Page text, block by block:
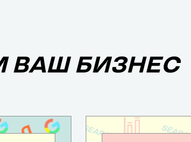
ВАШ БИЗНЕС